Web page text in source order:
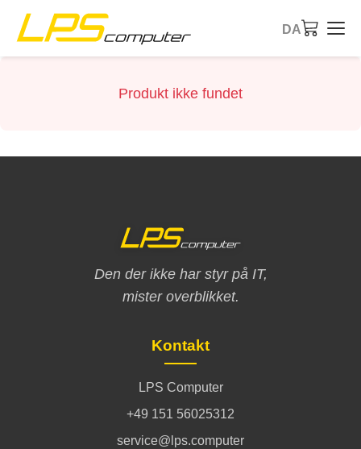
DA
Produkt ikke fundet
Den der ikke har styr på IT,
mister overblikket.
Kontakt
LPS Computer
+49 151 56025312
service@lps.computer